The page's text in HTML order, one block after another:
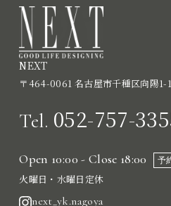
NEXT
〒464-0061 名古屋市千種区向陽1-
Tel. 052-757-
Open 10:00 - Close 18:00 予
火曜日・水曜日定休
next_yk.nagoya